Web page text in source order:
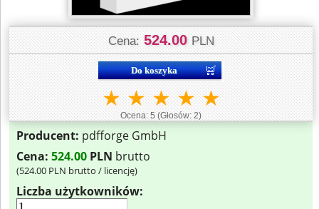
Cena: 524.00 PLN
★ ★ ★ ★ ★
Ocena:5 (Głosów:2)
Producent: pdfforge GmbH
Cena: 524.00 PLN brutto
(524.00 PLN brutto / licencję)
Liczba użytkowników: